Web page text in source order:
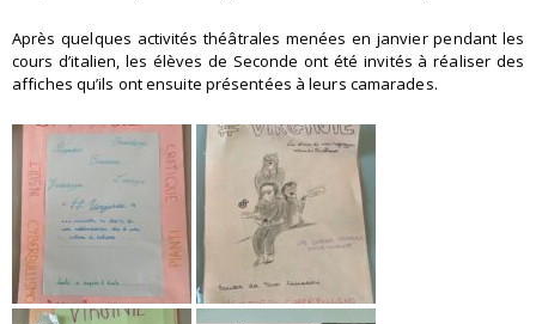
Après quelques activités théâtrales menées en janvier pendant les
cours d’italien, les élèves de Seconde ont été invités à réaliser des
affiches qu’ils ont ensuite présentées à leurs camarades.